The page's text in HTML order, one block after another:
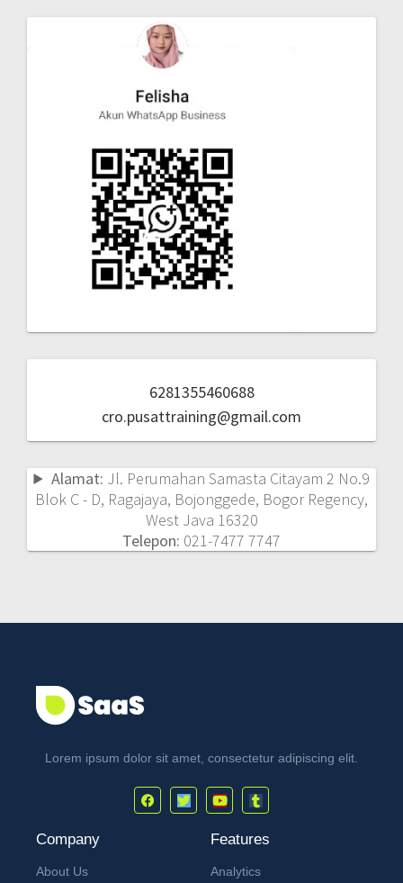
6281355460688
cro.pusattraining@gmail.com
Alamat: Jl. Perumahan Samasta Citayam 2 No.9
Blok C - D, Ragajaya, Bojonggede, Bogor Regency,
West Java 16320
Telepon: 021-7477 7747
Lorem ipsum dolor sit amet, consectetur adipiscing elit.
Company
About Us
Features
Analytics